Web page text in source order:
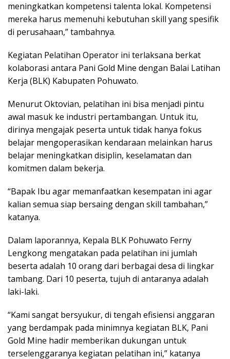
meningkatkan kompetensi talenta lokal. Kompetensi
mereka harus memenuhi kebutuhan skill yang spesifik
di perusahaan,” tambahnya.
Kegiatan Pelatihan Operator ini terlaksana berkat
kolaborasi antara Pani Gold Mine dengan Balai Latihan
Kerja (BLK) Kabupaten Pohuwato.
Menurut Oktovian, pelatihan ini bisa menjadi pintu
awal masuk ke industri pertambangan. Untuk itu,
dirinya mengajak peserta untuk tidak hanya fokus
belajar mengoperasikan kendaraan melainkan harus
belajar meningkatkan disiplin, keselamatan dan
komitmen dalam bekerja.
“Bapak Ibu agar memanfaatkan kesempatan ini agar
kalian semua siap bersaing dengan skill tambahan,”
katanya.
Dalam laporannya, Kepala BLK Pohuwato Ferny
Lengkong mengatakan pada pelatihan ini jumlah
beserta adalah 10 orang dari berbagai desa di lingkar
tambang. Dari 10 peserta, tujuh di antaranya adalah
laki-laki.
“Kami sangat bersyukur, di tengah efisiensi anggaran
yang berdampak pada minimnya kegiatan BLK, Pani
Gold Mine hadir memberikan dukungan untuk
terselenggaranya kegiatan pelatihan ini,” katanya